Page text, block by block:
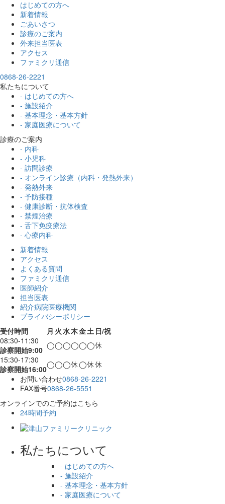
はじめての方へ
新着情報
ごあいさつ
診療のご案内
外来担当医表
アクセス
ファミクリ通信
0868-26-2221
私たちについて
- はじめての方へ
- 施設紹介
- 基本理念・基本方針
- 家庭医療について
診療のご案内
- 内科
- 小児科
- 訪問診療
- オンライン診療（内科・発熱外来）
- 発熱外来
- 予防接種
- 健康診断・抗体検査
- 禁煙治療
- 舌下免疫療法
- 心療内科
新着情報
アクセス
よくある質問
ファミクリ通信
医師紹介
担当医表
紹介病院医療機関
プライバシーポリシー
受付時間
月 火水木金土 日/祝
08:30-11:30
診察開始9:00 ◯◯◯◯◯◯休
15:30-17:30
診察開始16:00◯◯◯休◯休休
お問い合わせ0868-26-2221
FAX番号0868-26-5551
オンラインでのご予約はこちら
24時間予約
私たちについて
- はじめての方へ
- 施設紹介
- 基本理念・基本方針
- 家庭医療について